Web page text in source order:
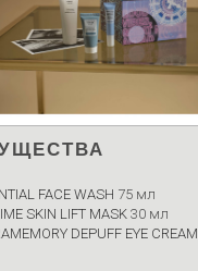
FACE WASH 75 мл
SKIN LIFT MASK 30 мл
DEPUFF EYE CREAM